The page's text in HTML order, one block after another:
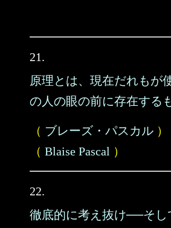
21.
原理とは、現在だれもが
の人の眼の前に存在する
（ ブレーズ・パスカル ）
（ Blaise Pascal ）
22.
徹底的に考え抜け──そし